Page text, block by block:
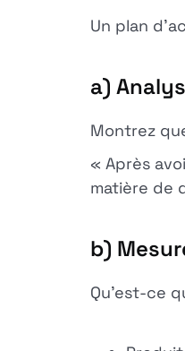
Un plan
a)
Montrez
« Après
matière de
b)
Qu'est-ce